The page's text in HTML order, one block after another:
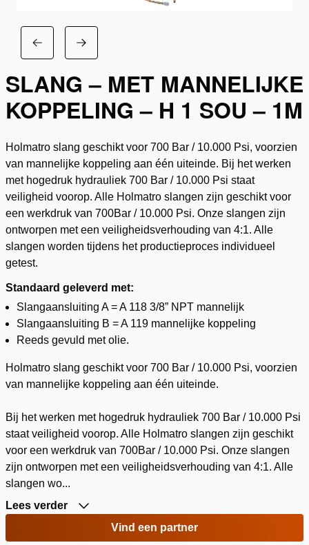
SLANG – MET MANNELIJKE
KOPPELING – H 1 SOU – 1M
Holmatro slang geschikt voor 700 Bar / 10.000 Psi, voorzien
van mannelijke koppeling aan één uiteinde. Bij het werken
met hogedruk hydrauliek 700 Bar / 10.000 Psi staat
veiligheid voorop. Alle Holmatro slangen zijn geschikt voor
een werkdruk van 700Bar / 10.000 Psi. Onze slangen zijn
ontworpen met een veiligheidsverhouding van 4:1. Alle
slangen worden tijdens het productieproces individueel
getest.
Standaard geleverd met:
Slangaansluiting A = A 118 3/8” NPT mannelijk
Slangaansluiting B = A 119 mannelijke koppeling
Reeds gevuld met olie.
Holmatro slang geschikt voor 700 Bar / 10.000 Psi, voorzien
van mannelijke koppeling aan één uiteinde.
Bij het werken met hogedruk hydrauliek 700 Bar / 10.000 Psi
staat veiligheid voorop. Alle Holmatro slangen zijn geschikt
voor een werkdruk van 700Bar / 10.000 Psi. Onze slangen
zijn ontworpen met een veiligheidsverhouding van 4:1. Alle
slangen wo...
Lees verder
Vind een partner